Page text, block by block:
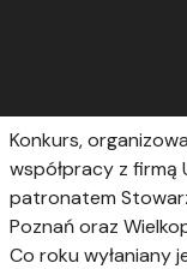
Konkurs,
współpracy z firmą
patronatem
Poznań oraz
Co roku wyłaniany